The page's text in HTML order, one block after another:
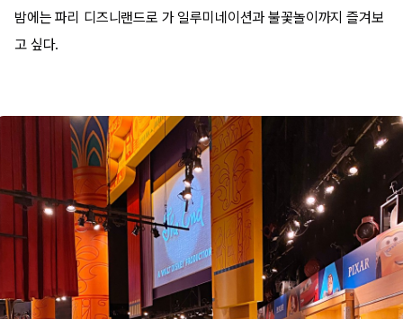
밤에는 파리 디즈니랜드로 가 일루미네이션과 불꽃놀이까지 즐겨보
고 싶다.